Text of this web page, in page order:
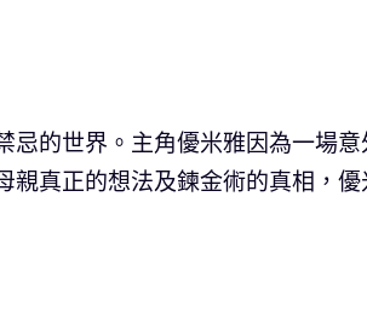
忌的世界。主角優米雅因為一場意
親真正的想法及鍊金術的真相，優